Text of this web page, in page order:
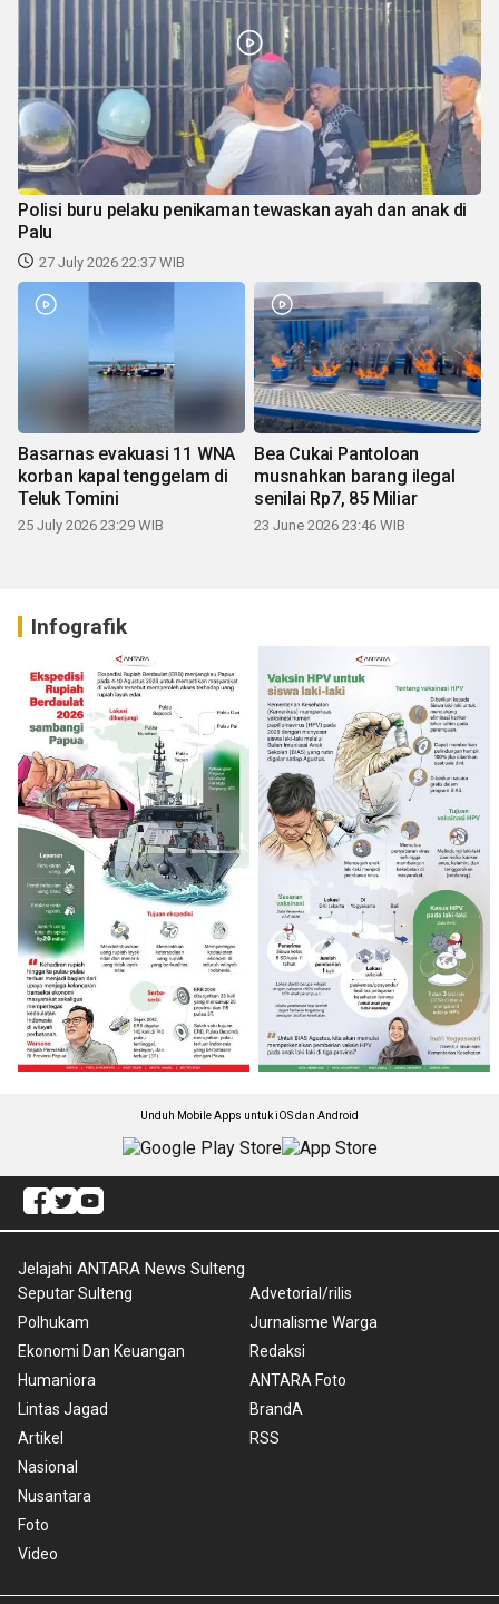
Polisi buru pelaku penikaman tewaskan ayah dan anak di
Palu
27 July 2026 22:37 WIB
Basarnas evakuasi 11 WNA
korban kapal tenggelam di
Teluk Tomini
25 July 2026 23:29 WIB
Bea Cukai Pantoloan
musnahkan barang ilegal
senilai Rp7, 85 Miliar
23 June 2026 23:46 WIB
Infografik
Unduh Mobile Apps untuk iOS dan Android
Jelajahi ANTARA News Sulteng
Seputar Sulteng
Polhukam
Ekonomi Dan Keuangan
Humaniora
Lintas Jagad
Artikel
Nasional
Nusantara
Foto
Video
Advetorial/rilis
Jurnalisme Warga
Redaksi
ANTARA Foto
BrandA
RSS